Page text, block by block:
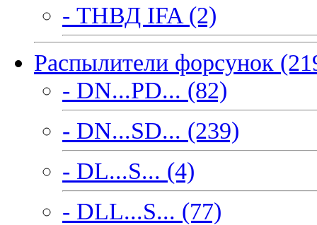
- ТНВД IFA (2)
Распылители форсунок
- DN...PD... (82)
- DN...SD... (239)
- DL...S... (4)
- DLL...S... (77)